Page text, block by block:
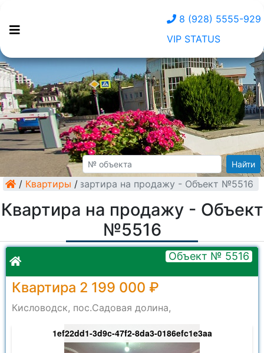
8 (928) 5555-929
VIP STATUS
Найти
/ Квартиры /
Квартира на продажу - Объект №5516
Квартира на продажу - Объект
№5516
Объект № 5516
Квартира 2 199 000 ₽
Кисловодск, пос.Садовая долина,
1ef22dd1-3d9c-47f2-8da3-0186efc1e3aa